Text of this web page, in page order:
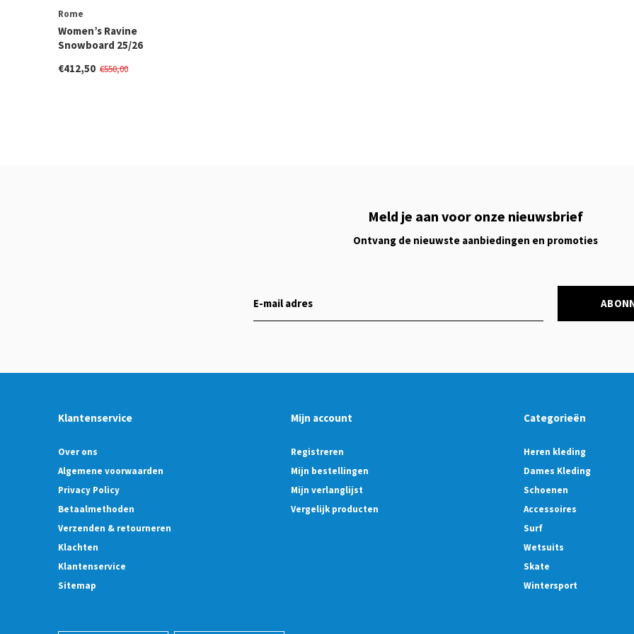
Rome
Women’s Ravine
Snowboard 25/26
€412,50 €550,00
Meld je aan voor onze nieuwsbrief
Ontvang de nieuwste aanbiedingen en promoties
Klantenservice
Over ons
Algemene voorwaarden
Privacy Policy
Betaalmethoden
Verzenden & retourneren
Klachten
Klantenservice
Sitemap
Mijn account
Registreren
Mijn bestellingen
Mijn verlanglijst
Vergelijk producten
Categorieën
Heren kleding
Dames Kleding
Schoenen
Accessoires
Surf
Wetsuits
Skate
Wintersport